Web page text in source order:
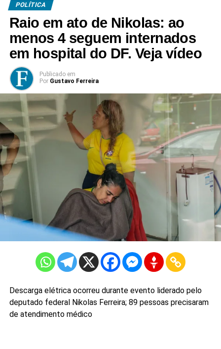
POLÍTICA
Raio em ato de Nikolas: ao
menos 4 seguem internados
em hospital do DF. Veja vídeo
Publicado em
Por Gustavo Ferreira
Descarga elétrica ocorreu durante evento liderado pelo
deputado federal Nikolas Ferreira; 89 pessoas precisaram
de atendimento médico